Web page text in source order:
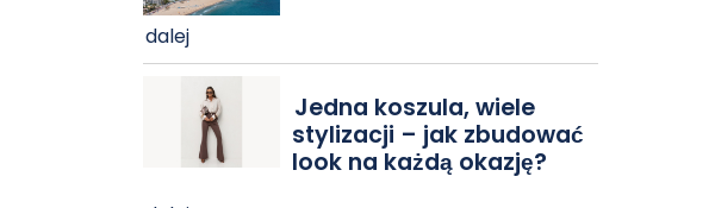
dalej
Jedna koszula, wiele
stylizacji – jak zbudować
look na każdą okazję?